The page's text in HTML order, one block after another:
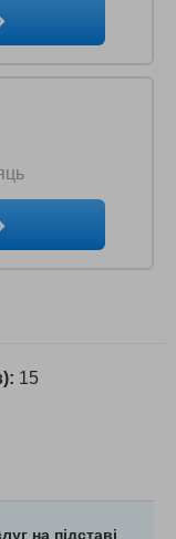
15
на підставі